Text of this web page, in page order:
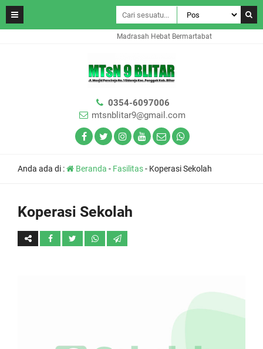
Madrasah Hebat Bermartabat
0354-6097006
mtsnblitar9@gmail.com
Anda ada di : Beranda - Fasilitas- Koperasi Sekolah
Koperasi Sekolah